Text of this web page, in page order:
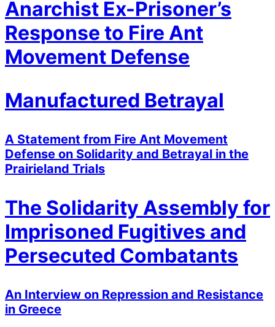
Anarchist Ex-Prisoner’s
Response to Fire Ant
Movement Defense
Manufactured Betrayal
A Statement from Fire Ant Movement
Defense on Solidarity and Betrayal in the
Prairieland Trials
The Solidarity Assembly for
Imprisoned Fugitives and
Persecuted Combatants
An Interview on Repression and Resistance
in Greece